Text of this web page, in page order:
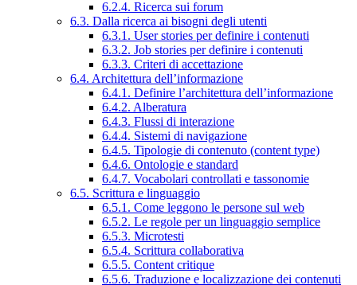
6.2.4. Ricerca sui forum
6.3. Dalla ricerca ai bisogni degli utenti
6.3.1. User stories per definire i contenuti
6.3.2. Job stories per definire i contenuti
6.3.3. Criteri di accettazione
6.4. Architettura dell’informazione
6.4.1. Definire l’architettura dell’informazione
6.4.2. Alberatura
6.4.3. Flussi di interazione
6.4.4. Sistemi di navigazione
6.4.5. Tipologie di contenuto (content type)
6.4.6. Ontologie e standard
6.4.7. Vocabolari controllati e tassonomie
6.5. Scrittura e linguaggio
6.5.1. Come leggono le persone sul web
6.5.2. Le regole per un linguaggio semplice
6.5.3. Microtesti
6.5.4. Scrittura collaborativa
6.5.5. Content critique
6.5.6. Traduzione e localizzazione dei contenuti